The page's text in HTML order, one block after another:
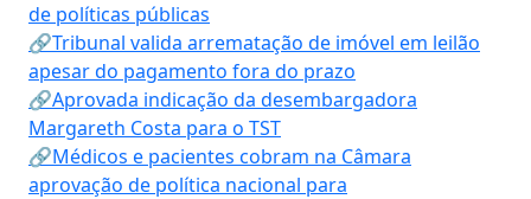
de políticas públicas
🔗Tribunal valida arrematação de imóvel em leilão
apesar do pagamento fora do prazo
🔗Aprovada indicação da desembargadora
Margareth Costa para o TST
🔗Médicos e pacientes cobram na Câmara
aprovação de política nacional para